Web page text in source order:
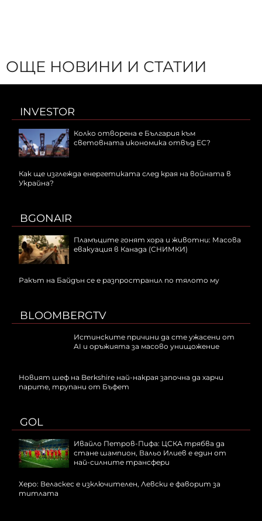
ОЩЕ НОВИНИ И СТАТИИ
INVESTOR
Колко отворена е България към
световната икономика отвъд ЕС?
Как ще изглежда енергетиката след края на войната в
Украйна?
BGONAIR
Пламъците гонят хора и животни: Масова
евакуация в Канада (СНИМКИ)
Ракът на Байдън се е разпространил по тялото му
BLOOMBERGTV
Истинските причини да сте ужасени от
AI и оръжията за масово унищожение
Новият шеф на Berkshire най-накрая започна да харчи
парите, трупани от Бъфет
GOL
Ивайло Петров-Пифа: ЦСКА трябва да
стане шампион, Вальо Илиев е един от
най-силните трансфери
Херо: Веласкес е изключителен, Левски е фаворит за
титлата